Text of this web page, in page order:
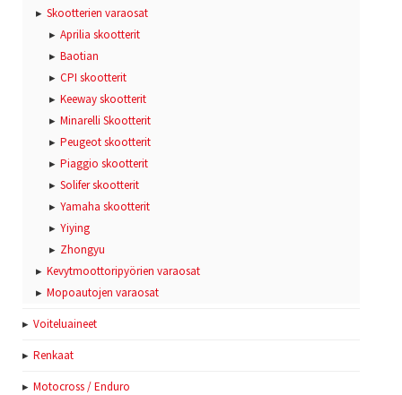
Skootterien varaosat
Aprilia skootterit
Baotian
CPI skootterit
Keeway skootterit
Minarelli Skootterit
Peugeot skootterit
Piaggio skootterit
Solifer skootterit
Yamaha skootterit
Yiying
Zhongyu
Kevytmoottoripyörien varaosat
Mopoautojen varaosat
Voiteluaineet
Renkaat
Motocross / Enduro